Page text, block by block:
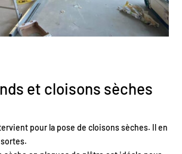
et cloisons sèches
pour la pose de cloisons sèches. Il en